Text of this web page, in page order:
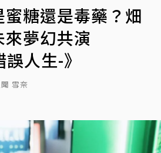
糖還是毒藥？畑
夢幻共演
誤人生-》
雪奈